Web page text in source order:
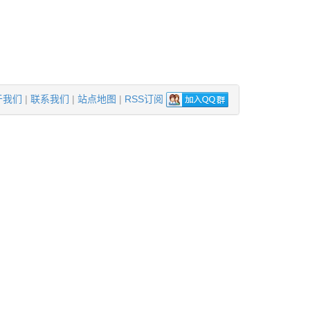
我们 | 联系我们 | 站点地图 | RSS订阅